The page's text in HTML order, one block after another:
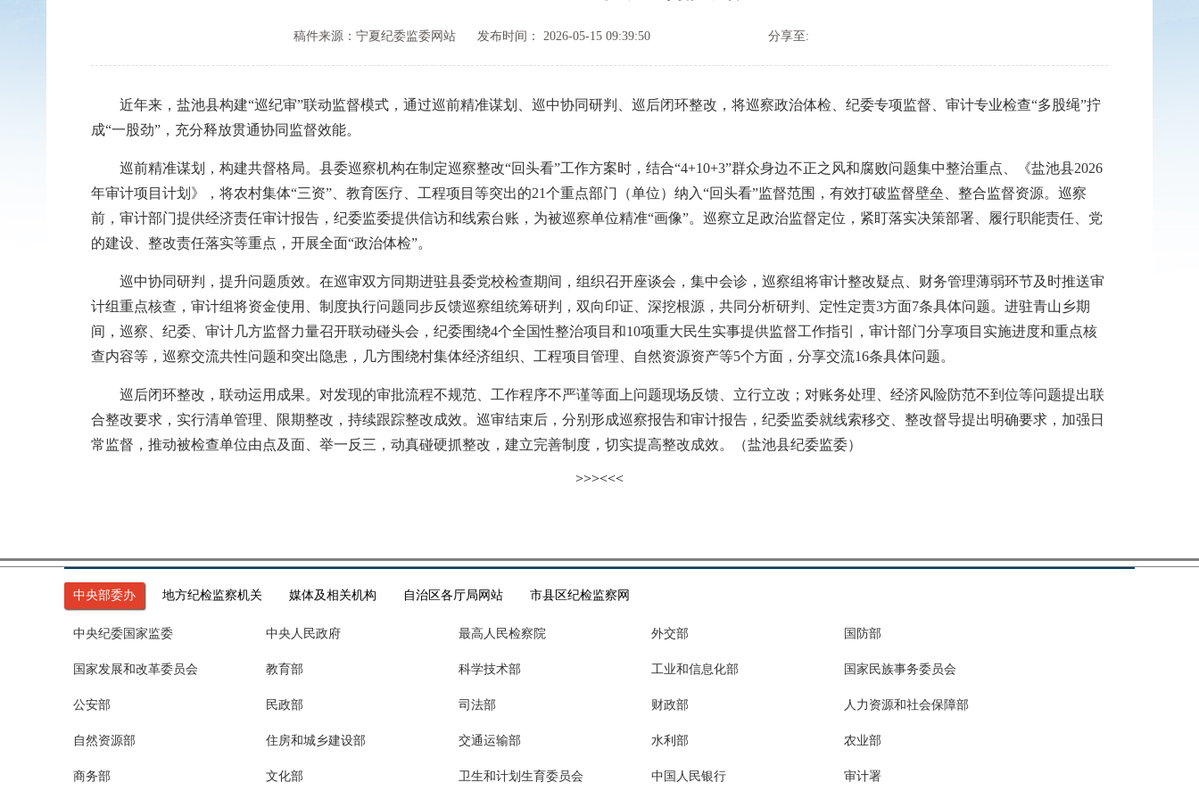
稿件来源：宁夏纪委监委网站 发布时间： 2026-05-15 09:39:50 分享至:
近年来，盐池县构建“巡纪审”联动监督模式，通过巡前精准谋划、巡中协同研判、巡后闭环整改，将巡察政治体检、纪委专项监督、审计专业检查“多股绳”拧
成“一股劲”，充分释放贯通协同监督效能。
巡前精准谋划，构建共督格局。县委巡察机构在制定巡察整改“回头看”工作方案时，结合“4+10+3”群众身边不正之风和腐败问题集中整治重点、《盐池县2026
年审计项目计划》，将农村集体“三资”、教育医疗、工程项目等突出的21个重点部门（单位）纳入“回头看”监督范围，有效打破监督壁垒、整合监督资源。巡察
前，审计部门提供经济责任审计报告，纪委监委提供信访和线索台账，为被巡察单位精准“画像”。巡察立足政治监督定位，紧盯落实决策部署、履行职能责任、党
的建设、整改责任落实等重点，开展全面“政治体检”。
巡中协同研判，提升问题质效。在巡审双方同期进驻县委党校检查期间，组织召开座谈会，集中会诊，巡察组将审计整改疑点、财务管理薄弱环节及时推送审
计组重点核查，审计组将资金使用、制度执行问题同步反馈巡察组统筹研判，双向印证、深挖根源，共同分析研判、定性定责3方面7条具体问题。进驻青山乡期
间，巡察、纪委、审计几方监督力量召开联动碰头会，纪委围绕4个全国性整治项目和10项重大民生实事提供监督工作指引，审计部门分享项目实施进度和重点核
查内容等，巡察交流共性问题和突出隐患，几方围绕村集体经济组织、工程项目管理、自然资源资产等5个方面，分享交流16条具体问题。
巡后闭环整改，联动运用成果。对发现的审批流程不规范、工作程序不严谨等面上问题现场反馈、立行立改；对账务处理、经济风险防范不到位等问题提出联
合整改要求，实行清单管理、限期整改，持续跟踪整改成效。巡审结束后，分别形成巡察报告和审计报告，纪委监委就线索移交、整改督导提出明确要求，加强日
常监督，推动被检查单位由点及面、举一反三，动真碰硬抓整改，建立完善制度，切实提高整改成效。（盐池县纪委监委）
>>><<<
中央部委办 地方纪检监察机关 媒体及相关机构 自治区各厅局网站 市县区纪检监察网
中央纪委国家监委 中央人民政府 最高人民检察院 外交部 国防部
国家发展和改革委员会 教育部 科学技术部 工业和信息化部 国家民族事务委员会
公安部 民政部 司法部 财政部 人力资源和社会保障部
自然资源部 住房和城乡建设部 交通运输部 水利部 农业部
商务部 文化部 卫生和计划生育委员会 中国人民银行 审计署